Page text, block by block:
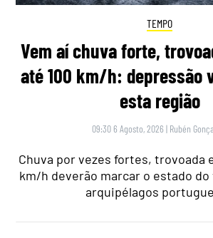
TEMPO
Vem aí chuva forte,
até 100 km/h: depressão
esta região
09:30 6 Agosto, 2026 | Rubén
Chuva por vezes fortes, trovoada
km/h deverão marcar o estado
arquipélagos